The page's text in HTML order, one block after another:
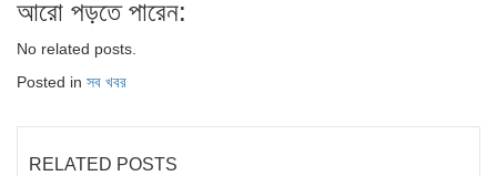
আরো পড়তে পারেন:
No related posts.
Posted in সব খবর
RELATED POSTS